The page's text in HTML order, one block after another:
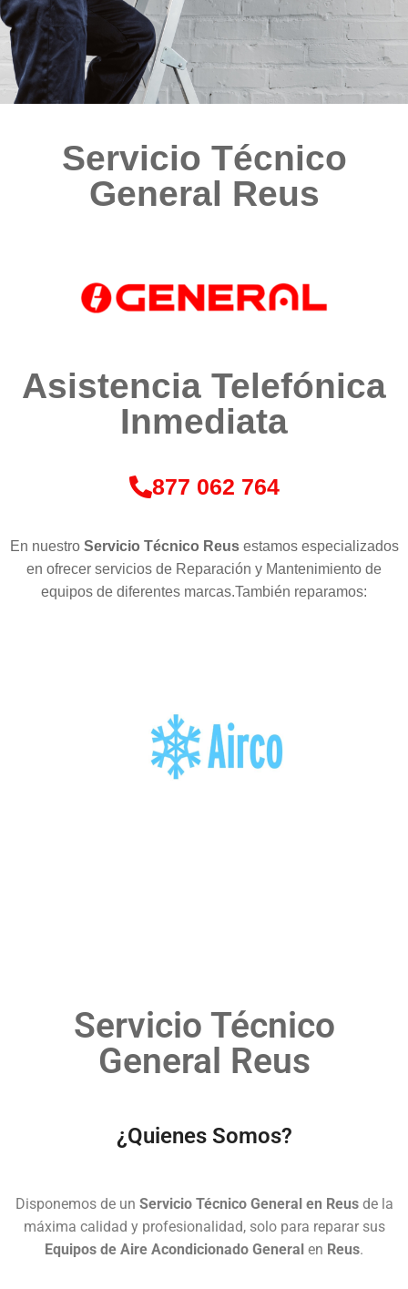
Servicio Técnico
General Reus
Asistencia Telefónica
Inmediata
877 062 764
En nuestro Servicio Técnico Reusestamos especializados
en ofrecer servicios de Reparación y Mantenimiento de
equipos de diferentes marcas.También reparamos:
Servicio Técnico
General Reus
¿Quienes Somos?
Disponemos de un Servicio Técnico General en Reusde la
máxima calidad y profesionalidad, solo para reparar sus
Equipos de Aire Acondicionado General en Reus.